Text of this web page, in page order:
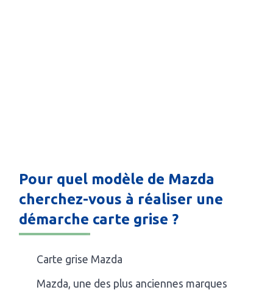
Pour quel modèle de Mazda
cherchez-vous à réaliser une
démarche carte grise ?
Carte grise Mazda
Mazda, une des plus anciennes marques